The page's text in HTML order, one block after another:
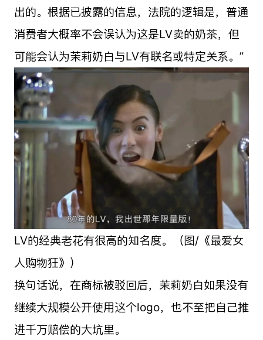
出的。根据已披露的信息，法院的逻辑是，普通
消费者大概率不会误认为这是LV卖的奶茶，但
可能会认为茉莉奶白与LV有联名或特定关系。”
LV的经典老花有很高的知名度。（图/《最爱女
人购物狂》）
换句话说，在商标被驳回后，茉莉奶白如果没有
继续大规模公开使用这个logo，也不至把自己推
进千万赔偿的大坑里。